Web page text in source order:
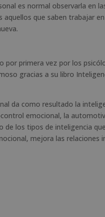
es normal observarla en
aquellos que saben trabajar
por primera vez por los
gracias a su libro
da como resultado la
emocional, la
de los tipos de inteligencia
mejora las relaciones